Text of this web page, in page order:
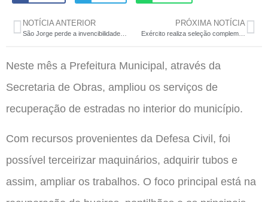
NOTÍCIA ANTERIOR PRÓXIMA NOTÍCIA
Neste mês a Prefeitura Municipal, através da
Secretaria de Obras, ampliou os serviços de
recuperação de estradas no interior do município.
Com recursos provenientes da Defesa Civil, foi
possível terceirizar maquinários, adquirir tubos e
assim, ampliar os trabalhos. O foco principal está na